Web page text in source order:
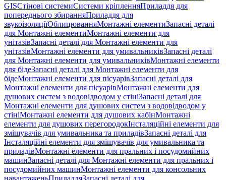
GISСтінові системиСистеми кріпленняПриладдя для
попереднього збиранняПриладдя для
звукоізоляціїОблицюванняМонтажні елементиЗапасні деталі
для Монтажні елементиМонтажні елементи для
унітазівЗапасні деталі для Монтажні елементи для
унітазівМонтажні елементи для умивальниківЗапасні деталі
для Монтажні елементи для умивальниківМонтажні елементи
для бідеЗапасні деталі для Монтажні елементи для
бідеМонтажні елементи для пісуарівЗапасні деталі для
Монтажні елементи для пісуарівМонтажні елементи для
душових систем з водовідводом у стініЗапасні деталі для
Монтажні елементи для душових систем з водовідводом у
стініМонтажні елементи для душових кабінМонтажні
елементи для душових перегородокІнсталяційні елементи для
змішувачів для умивальника та приладівЗапасні деталі для
Інсталяційні елементи для змішувачів для умивальника та
приладівМонтажні елементи для пральних і посудомийних
машинЗапасні деталі для Монтажні елементи для пральних і
посудомийних машинМонтажні елементи для консольних
навантаженьПриладдяЗапасні деталі для